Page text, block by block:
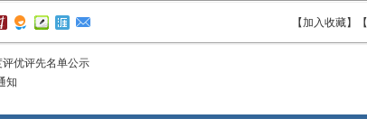
【加入收藏】【
优评先名单公示
知